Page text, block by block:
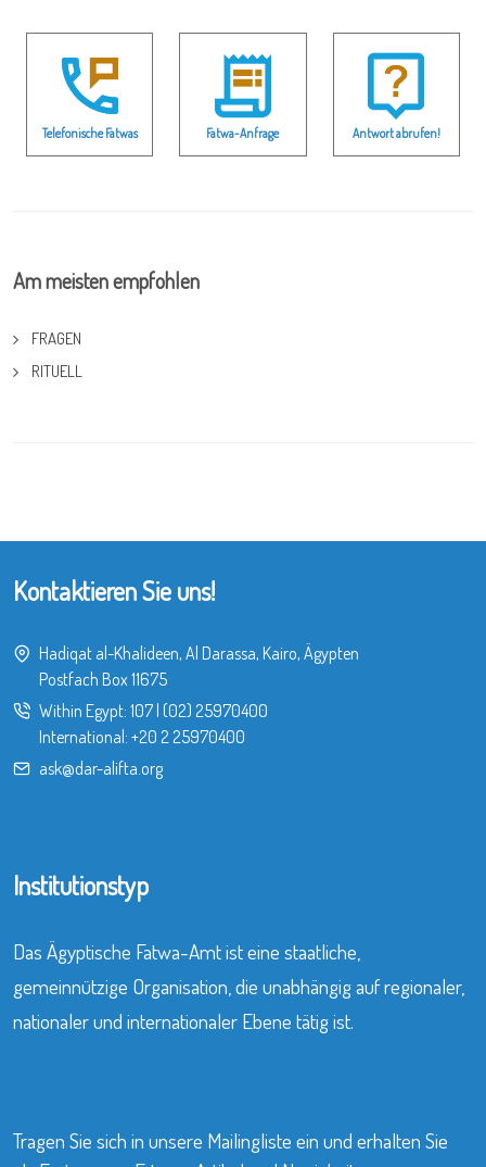
Telefonische Fatwas Fatwa-Anfrage Antwort abrufen!
Am meisten empfohlen
FRAGEN
RITUELL
Kontaktieren Sie uns!
Hadiqat al-Khalideen, Al Darassa, Kairo, Ägypten
Postfach Box 11675
Within Egypt: 107 (02) 25970400
International: +20 2 25970400
ask@dar-alifta.org
Institutionstyp
Das Ägyptische Fatwa-Amt ist eine staatliche,
gemeinnützige Organisation, die unabhängig auf regionaler,
nationaler und internationaler Ebene tätig ist.
Tragen Sie sich in unsere Mailingliste ein und erhalten Sie